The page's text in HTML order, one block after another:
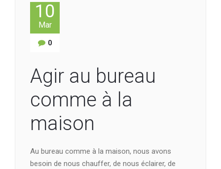
10
Mar
0
Agir au bureau
comme à la
maison
Au bureau comme à la maison, nous avons
besoin de nous chauffer, de nous éclairer, de